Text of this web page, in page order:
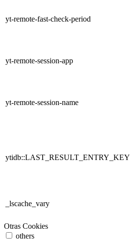
yt-remote-fast-check-period
yt-remote-session-app
yt-remote-session-name
ytidb::LAST_RESULT_ENTRY_KEY
_lscache_vary
Otras Cookies
others